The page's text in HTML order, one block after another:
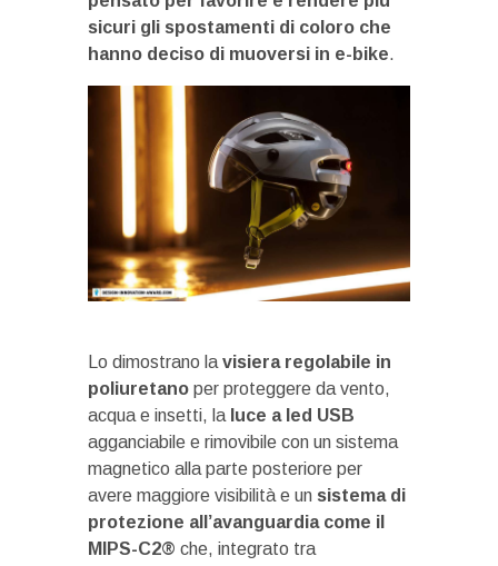
sicuri gli spostamenti di coloro che
hanno deciso di muoversi in e-bike.
Lo dimostrano la visiera regolabile in
poliuretano per proteggere da vento,
acqua e insetti, la luce a led USB
agganciabile e rimovibile con un sistema
magnetico alla parte posteriore per
avere maggiore visibilità e un sistema di
protezione all’avanguardia come il
MIPS-C2® che, integrato tra